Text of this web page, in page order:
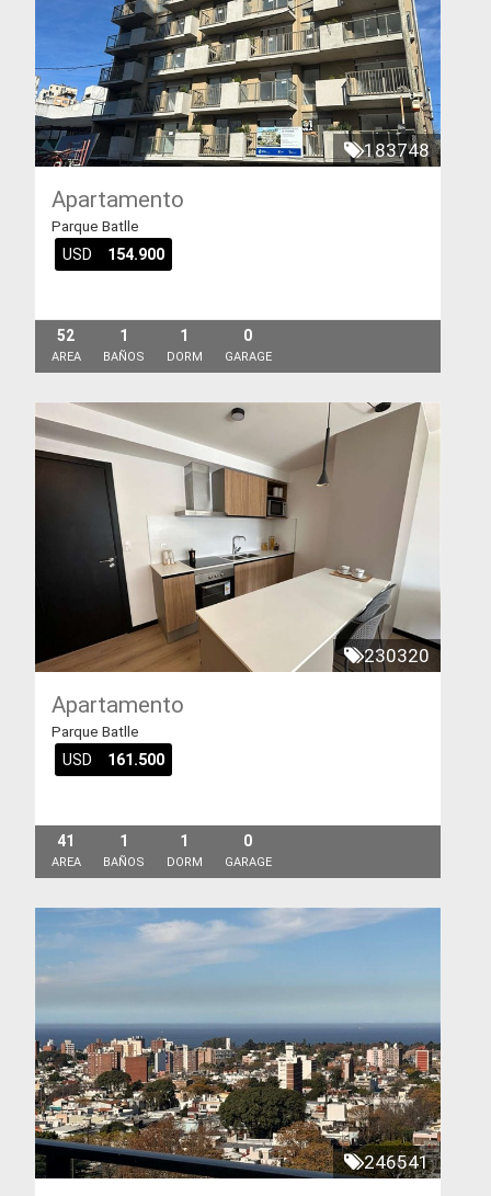
183748
Apartamento
Parque Batlle
USD 154.900
52
AREA
1
BAÑOS
1
DORM
0
GARAGE
230320
Apartamento
Parque Batlle
USD 161.500
41
AREA
1
BAÑOS
1
DORM
0
GARAGE
246541